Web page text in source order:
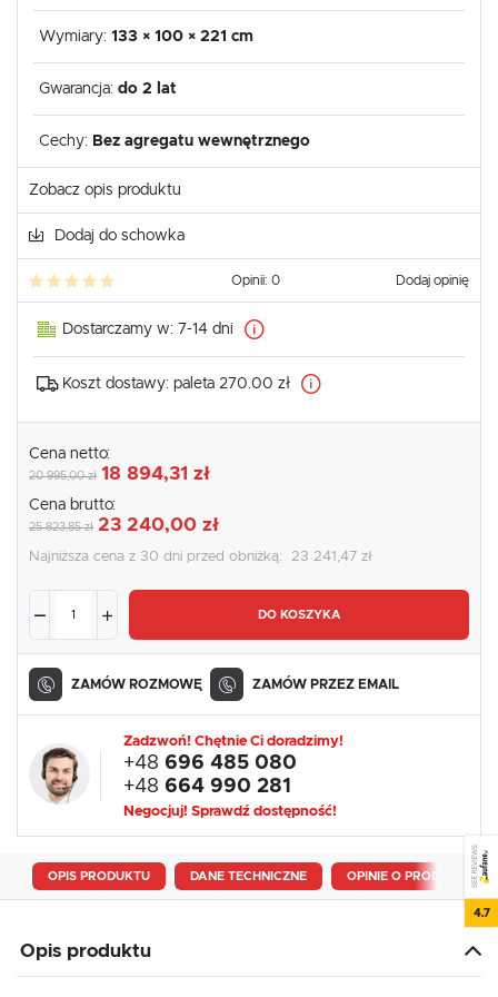
Wymiary: 133 × 100 × 221 cm
Gwarancja: do 2 lat
Cechy: Bez agregatu wewnętrznego
Zobacz opis produktu
Dodaj do schowka
Opinii: 0 Dodaj opinię
Dostarczamy w: 7-14 dni
Koszt dostawy: paleta 270.00 zł
Cena netto:
20 995,00 zł 18 894,31 zł
Cena brutto:
25 823,85 zł 23 240,00 zł
Najniższa cena z 30 dni przed obniżką: 23 241,47 zł
DO KOSZYKA
ZAMÓW ROZMOWĘ ZAMÓW PRZEZ EMAIL
Zadzwoń! Chętnie Ci doradzimy!
+48 696 485 080
+48 664 990 281
Negocjuj! Sprawdź dostępność!
OPIS PRODUKTU DANE TECHNICZNE OPINIE O PRODUKCIE
Opis produktu
SEE REVIEWS
4.7